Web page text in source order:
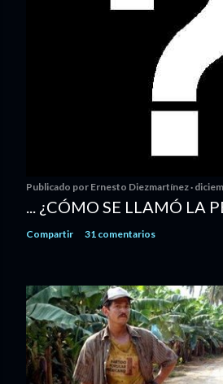
Publicado por Ernesto Diezmartínez
... ¿CÓMO SE LLAMÓ LA
Compartir 31 comentarios